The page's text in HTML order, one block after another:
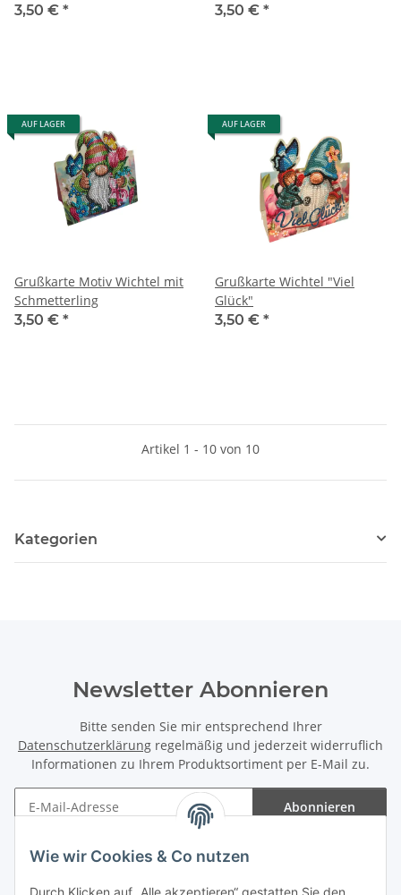
Wie wir Cookies & Co nutzen
3,50 € *
3,50 € *
AUF LAGER
Grußkarte Motiv Wichtel mit
Schmetterling
3,50 € *
AUF LAGER
Grußkarte Wichtel "Viel
Glück"
3,50 € *
Artikel 1 - 10 von 10
Kategorien
Newsletter Abonnieren
Bitte senden Sie mir entsprechend Ihrer
Datenschutzerklärung regelmäßig und jederzeit widerruflich
Informationen zu Ihrem Produktsortiment per E-Mail zu.
Abonnieren